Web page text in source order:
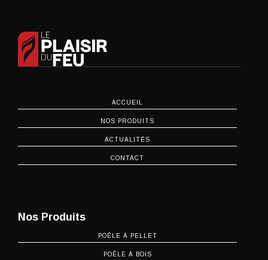
ACCUEIL
NOS PRODUITS
ACTUALITÉS
CONTACT
Nos Produits
POÊLE À PELLET
POÊLE À BOIS